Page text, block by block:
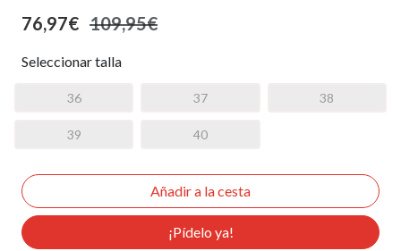
76,97€ 109,95€
Seleccionar talla
36 37 38
39 40
¡Pídelo ya!